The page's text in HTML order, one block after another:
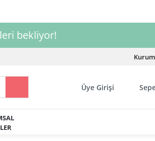
bekliyor!
Üye Girişi